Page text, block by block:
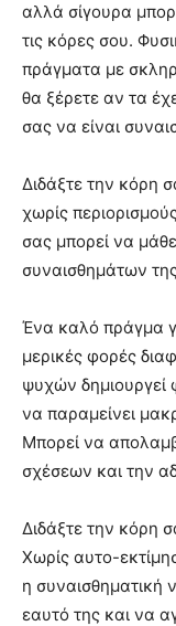
αλλά σίγουρα
τις κόρες σου.
πράγματα με
θα ξέρετε αν τα
σας να είναι
Διδάξτε την κόρη
χωρίς
σας μπορεί να
συναισθημάτων
Ένα καλό πράγμα
μερικές φορές
ψυχών δημιουργεί
να παραμείνει
Μπορεί να
σχέσεων και την
Διδάξτε την κόρη
Χωρίς αυτο-
η συναισθηματική
εαυτό της και να